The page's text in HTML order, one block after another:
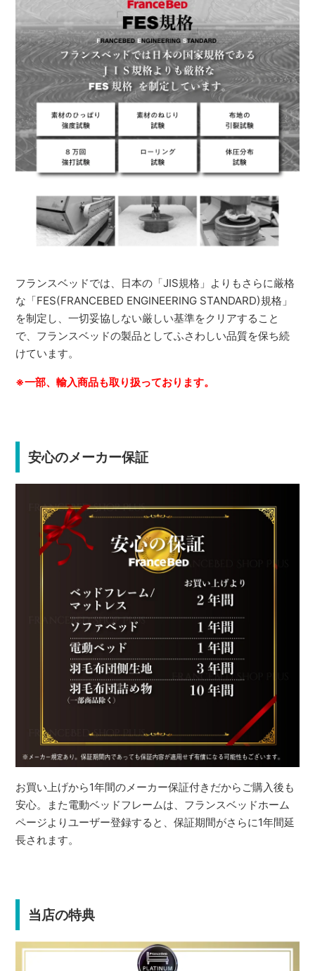
フランスベッドでは、日本の「JIS規格」よりもさらに厳格
な「FES(FRANCEBED ENGINEERING STANDARD)規格」
を制定し、一切妥協しない厳しい基準をクリアすること
で、フランスベッドの製品としてふさわしい品質を保ち続
けています。
※一部、輸入商品も取り扱っております。
安心のメーカー保証
お買い上げから1年間のメーカー保証付きだからご購入後も
安心。また電動ベッドフレームは、フランスベッドホーム
ページよりユーザー登録すると、保証期間がさらに1年間延
長されます。
当店の特典